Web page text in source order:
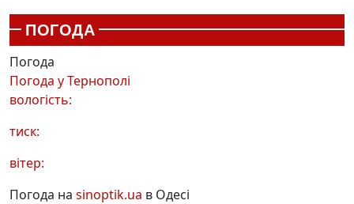
ПОГОДА
Погода
Погода уТернополі
вологість:
тиск:
вітер:
Погода на sinoptik.ua в Одесі